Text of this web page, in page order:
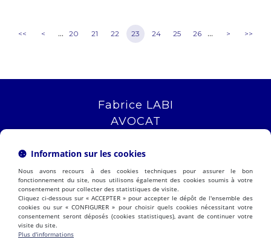
<< < ... 20 21 22 23 24 25 26 ... > >>
Fabrice LABI
AVOCAT
13006 MARSEILLE
NOUS LOCALISER
PRÉSENTATION EXPERTISES
ACTUALITÉS
Information sur les cookies
Nous avons recours à des cookies techniques pour assurer le bon
fonctionnement du site, nous utilisons également des cookies soumis à votre
consentement pour collecter des statistiques de visite.
Cliquez ci-dessous sur « ACCEPTER » pour accepter le dépôt de l'ensemble des
cookies ou sur « CONFIGURER » pour choisir quels cookies nécessitant votre
consentement seront déposés (cookies statistiques), avant de continuer votre
visite du site.
Plus d'informations